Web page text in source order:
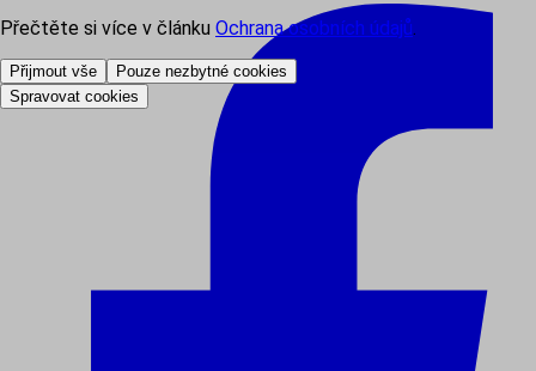
Přečtěte si více v článku Ochrana osobních údajů.
Přijmout vše
Pouze nezbytné cookies
Spravovat cookies